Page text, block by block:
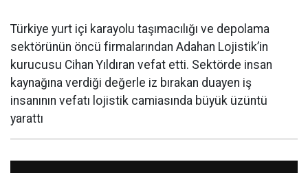
Türkiye yurt içi karayolu taşımacılığı ve depolama
sektörünün öncü firmalarından Adahan Lojistik’in
kurucusu Cihan Yıldıran vefat etti. Sektörde insan
kaynağına verdiği değerle iz bırakan duayen iş
insanının vefatı lojistik camiasında büyük üzüntü
yarattı